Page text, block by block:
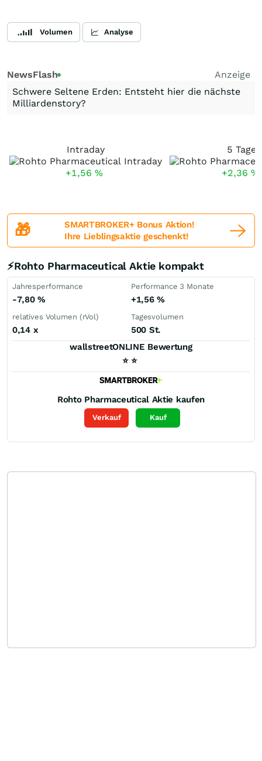
Volumen Analyse
NewsFlash
Anzeige
Schwere Seltene Erden: Entsteht hier die nächste
Milliardenstory?
Intraday
+1,56 %
5 Tage
+2,36 %
🎁
SMARTBROKER+ Bonus Aktion!
Ihre Lieblingsaktie geschenkt!
⚡Rohto Pharmaceutical Aktie kompakt
Jahresperformance
-7,80%
Performance 3 Monate
+1,56%
relatives Volumen (rVol)
0,14 x
Tagesvolumen
500 St.
wallstreetONLINE Bewertung
⭐ ⭐
Rohto Pharmaceutical Aktie kaufen
Verkauf Kauf